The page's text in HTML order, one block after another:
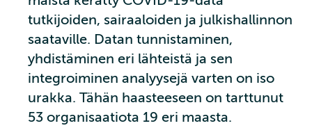
tutkijoiden, sairaaloiden ja julkishallinnon
saataville. Datan tunnistaminen,
yhdistäminen eri lähteistä ja sen
integroiminen analyysejä varten on iso
urakka. Tähän haasteeseen on tarttunut
53 organisaatiota 19 eri maasta.